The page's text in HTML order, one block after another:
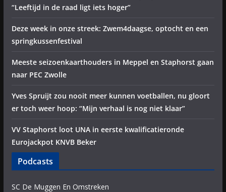
“Leeftijd in de raad ligt iets hoger”
Deze week in onze streek: Zwem4daagse, optocht en een
springkussenfestival
Meeste seizoenkaarthouders in Meppel en Staphorst gaan
naar PEC Zwolle
Yves Spruijt zou nooit meer kunnen voetballen, nu gloort
er toch weer hoop: “Mijn verhaal is nog niet klaar”
VV Staphorst loot UNA in eerste kwalificatieronde
Eurojackpot KNVB Beker
Podcasts
SC De Muggen En Omstreken